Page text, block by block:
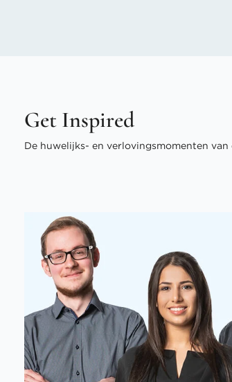
Get Inspired
De huwelijks- en verlovingsmomenten